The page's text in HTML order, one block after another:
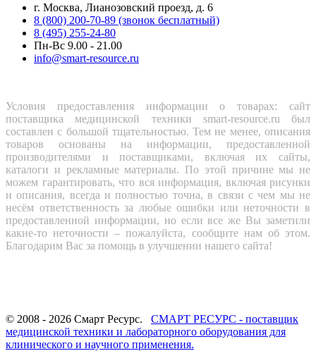
г. Москва, Лианозовский проезд, д. 6
8 (800) 200-70-89 (звонок бесплатный)
8 (495) 255-24-80
Пн-Вс 9.00 - 21.00
info@smart-resource.ru
Условия предоставления информации о товарах: сайт
поставщика медицинской техники smart-resource.ru был
составлен с большой тщательностью. Тем не менее, описания
товаров основаны на информации, предоставленной
производителями и поставщиками, включая их сайты,
каталоги и рекламные материалы. По этой причине мы не
можем гарантировать, что вся информация, включая рисунки
и описания, всегда и полностью точна, в связи с чем мы не
несём ответственность за любые ошибки или неточности в
предоставленной информации, но если все же Вы заметили
какие-то неточности – пожалуйста, сообщите нам об этом.
Благодарим Вас за помощь в улучшении нашего сайта!
© 2008 - 2026 Смарт Ресурс. СМАРТ РЕСУРС - поставщик
медицинской техники и лабораторного оборудования для
клинического и научного применения.